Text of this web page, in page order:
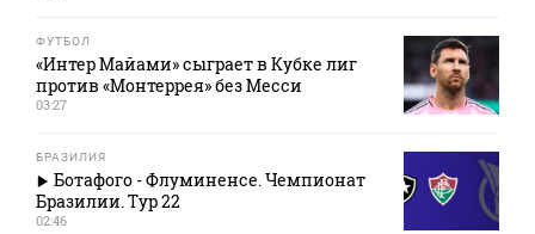
ФУТБОЛ
«Интер Майами» сыграет в Кубке лиг
против «Монтеррея» без Месси
03:27
БРАЗИЛИЯ
Ботафого - Флуминенсе. Чемпионат
Бразилии. Тур 22
02:46